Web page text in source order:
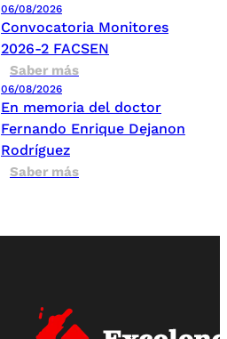
06/08/2026
Convocatoria Monitores
2026-2 FACSEN
Saber más
06/08/2026
En memoria del doctor
Fernando Enrique Dejanon
Rodríguez
Saber más